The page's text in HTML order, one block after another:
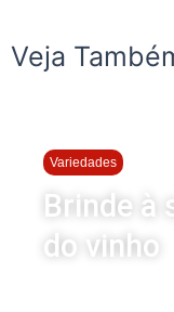
Veja
Variedades
Brinde à
do vinho